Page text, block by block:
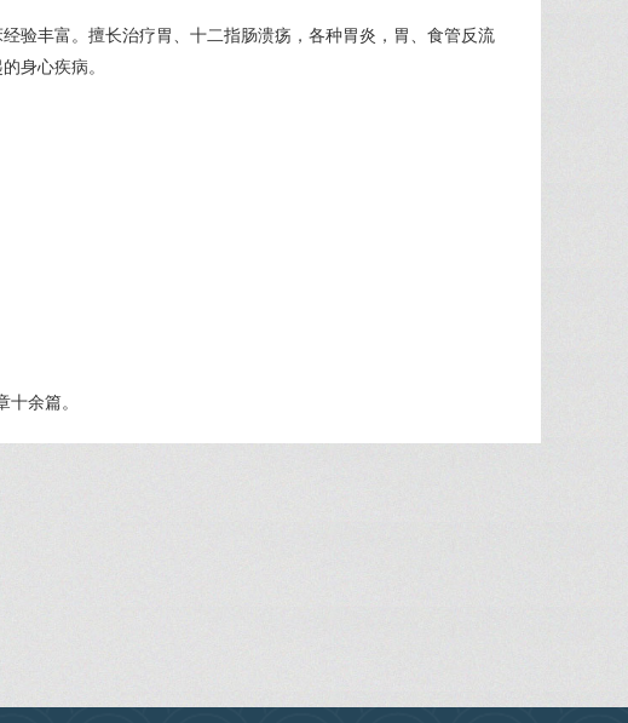
验丰富。擅长治疗胃、十二指肠溃疡，各种胃炎，胃、食管反流
身心疾病。
余篇。